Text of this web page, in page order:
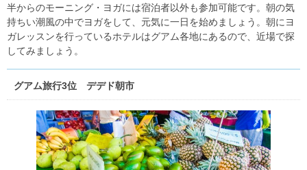
半からのモーニング・ヨガには宿泊者以外も参加可能です。朝の気
持ちい潮風の中でヨガをして、元気に一日を始めましょう。朝にヨ
ガレッスンを行っているホテルはグアム各地にあるので、近場で探
してみましょう。
グアム旅行3位 デデド朝市